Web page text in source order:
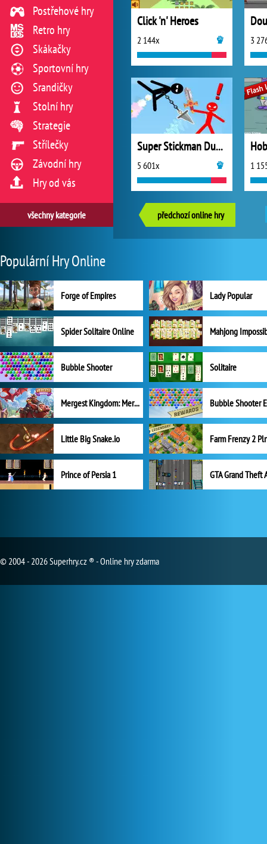
Click 'n' Heroes
2 144x 3
Super Stickman Duelist
5 601x 1
předchozí online hry
Postřehové hry
Retro hry
Skákačky
Sportovní hry
Srandičky
Stolní hry
Strategie
Střílečky
Závodní hry
Hry od vás
všechny kategorie
Populární Hry Online
Forge of Empires Lady Popular
Spider Solitaire Online Mahjong
Bubble Shooter Solitaire
Mergest Kingdom: Merge Puzzle
Little Big Snake.io
Prince of Persia 1 GTA Grand Theft
© 2004 - 2026 Superhry.cz ® - Online hry zdarma